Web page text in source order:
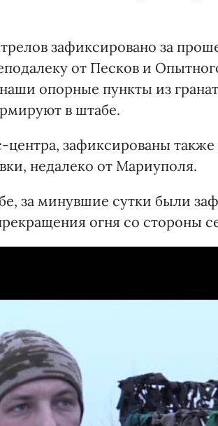
зафиксировано за
от Песков и
опорные пункты из
в штабе.
зафиксированы
недалеко от Мариуполя.
за минувшие сутки были
огня со стороны